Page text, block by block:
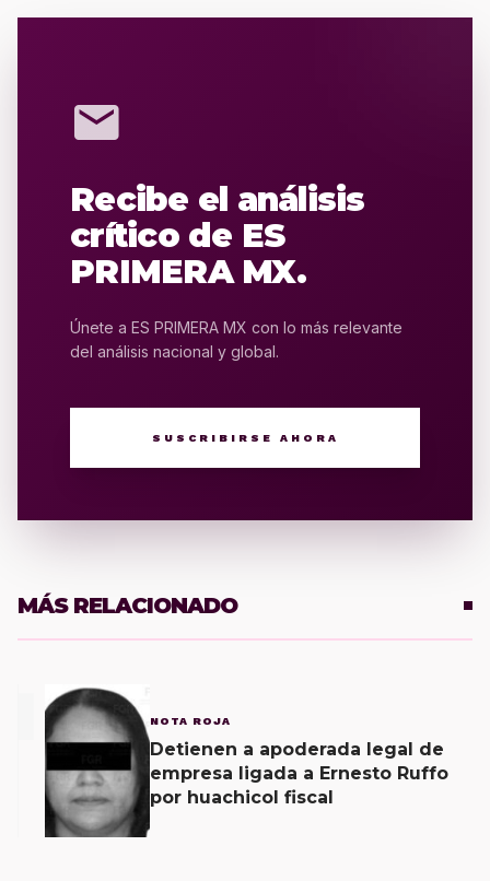
mail
Recibe el análisis
crítico de ES
PRIMERA MX.
Únete a ES PRIMERA MX con lo más relevante
del análisis nacional y global.
SUSCRIBIRSE AHORA
MÁS RELACIONADO
NOTA ROJA
Detienen a apoderada legal de
empresa ligada a Ernesto Ruffo
por huachicol fiscal